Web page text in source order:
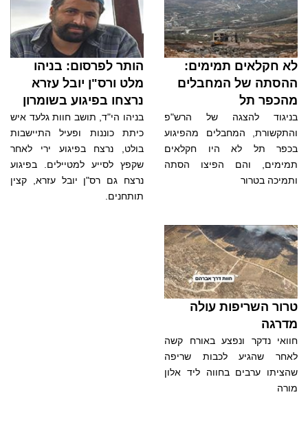
לא חקלאים תמימים:
ההסתה של המחבלים
מהכפר תל
בניגוד להצגה של הרש"פ
והתקשורת, המחבלים מהפיגוע
בכפר תל לא היו חקלאים
תמימים, והם הפיצו הסתה
ותמיכה בטרור
הותר לפרסום: בניהו
מלט ורס"ן יובל עזרא
נרצחו בפיגוע בשומרון
בניהו הי"ד, תושב חוות גלעד איש
כיתת כוננות ופעיל התיישבות
בולט, נרצח בפיגוע ירי לאחר
שקפץ לסייע למטיילים. בפיגוע
נרצח גם רס"ן יובל עזרא, קצין
תותחנים.
טרור השריפות עולה
מדרגה
חוואי נדקר ונפצע באורח קשה
לאחר שהגיע לכבות שריפה
שהציתו ערבים בחווה ליד אלון
מורה